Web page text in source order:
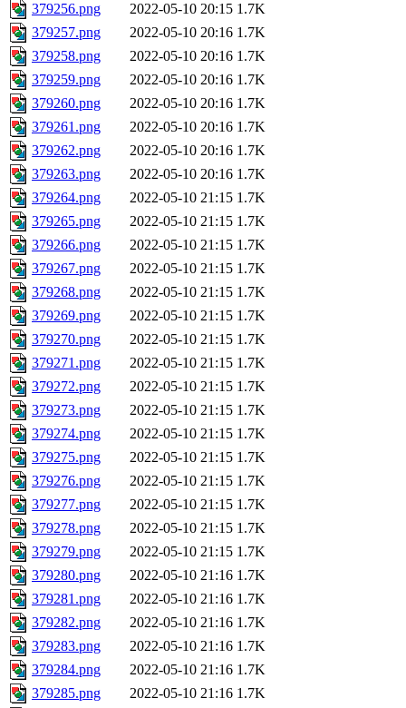
379256.png
2022-05-10 20:15 1.7K
379257.png
2022-05-10 20:16 1.7K
379258.png
2022-05-10 20:16 1.7K
379259.png
2022-05-10 20:16 1.7K
379260.png
2022-05-10 20:16 1.7K
379261.png
2022-05-10 20:16 1.7K
379262.png
2022-05-10 20:16 1.7K
379263.png
2022-05-10 20:16 1.7K
379264.png
2022-05-10 21:15 1.7K
379265.png
2022-05-10 21:15 1.7K
379266.png
2022-05-10 21:15 1.7K
379267.png
2022-05-10 21:15 1.7K
379268.png
2022-05-10 21:15 1.7K
379269.png
2022-05-10 21:15 1.7K
379270.png
2022-05-10 21:15 1.7K
379271.png
2022-05-10 21:15 1.7K
379272.png
2022-05-10 21:15 1.7K
379273.png
2022-05-10 21:15 1.7K
379274.png
2022-05-10 21:15 1.7K
379275.png
2022-05-10 21:15 1.7K
379276.png
2022-05-10 21:15 1.7K
379277.png
2022-05-10 21:15 1.7K
379278.png
2022-05-10 21:15 1.7K
379279.png
2022-05-10 21:15 1.7K
379280.png
2022-05-10 21:16 1.7K
379281.png
2022-05-10 21:16 1.7K
379282.png
2022-05-10 21:16 1.7K
379283.png
2022-05-10 21:16 1.7K
379284.png
2022-05-10 21:16 1.7K
379285.png
2022-05-10 21:16 1.7K